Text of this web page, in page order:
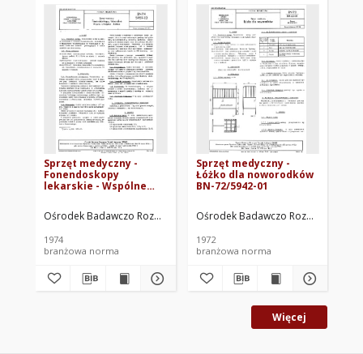
Sprzęt medyczny -
Fonendoskopy
lekarskie - Wspólne
BN-74/5959-02
Ośrodek Badawczo Rozwojowy Techniki Medycznej ORMED. Oprac.
1974
branżowa norma
Sprzęt medyczny -
Łóżko dla noworodków
BN-72/5942-01
Ośrodek Badawczo Rozwojowy
1972
branżowa norma
Więcej